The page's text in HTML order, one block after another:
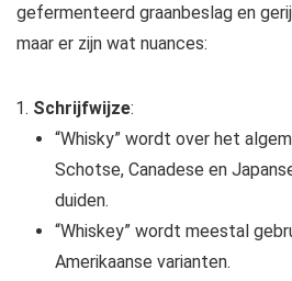
gefermenteerd graanbeslag en
maar er zijn wat nuances:
Schrijfwijze:
“Whisky” wordt over het
Schotse, Canadese en
duiden.
“Whiskey” wordt meestal
Amerikaanse varianten.